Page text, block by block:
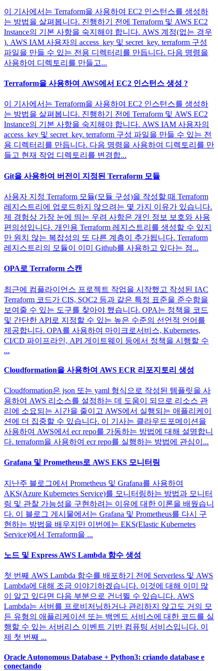
이 기사에서는 Terraform을 사용하여 EC2 인스턴스를 생성하
는 방법을 살펴봅니다. 진행하기 전에 Terraform 및 AWS EC2
Instance의 기본 사항을 숙지해야 합니다. AWS 계정(없는 경우
). AWS IAM 사용자의 access_key 및 secret_key. terraform 구성
파일을 만들 수 있는 전용 디렉터리를 만듭니다. 다음 명령을
사용하여 디렉토리를 만들고...
Terraform을 사용하여 AWS에서 EC2 인스턴스 생성 ?
이 기사에서는 Terraform을 사용하여 EC2 인스턴스를 생성하
는 방법을 살펴봅니다. 진행하기 전에 Terraform 및 AWS EC2
Instance의 기본 사항을 숙지해야 합니다. AWS IAM 사용자의
access_key 및 secret_key. terraform 구성 파일을 만들 수 있는 전
용 디렉터리를 만듭니다. 다음 명령을 사용하여 디렉토리를 만
들고 현재 작업 디렉토리를 변경합...
Git을 사용하여 버전이 지정된 Terraform 모듈
사용자 지정 Terraform 모듈(모듈 구성)을 작성할 때 Terraform
레지스트리에 업로드하지 않으려는 몇 가지 이유가 있습니다.
제 경험상 가장 눈에 띄는 우려 사항은 개인 정보 보호와 사용
편의성입니다. 개인용 Terraform 레지스트리를 생성할 수 있지
만 원치 않는 복잡성의 또 다른 계층이 추가됩니다. Terraform
레지스트리의 모듈이 이미 Github를 사용하고 있다는 점...
OPA로 Terraform 스캔
최근에 컴플라이언스 프로젝트 작업을 시작했고 작성된 IAC
Terraform 코드가 CIS, SOC2 등과 같은 특정 표준을 준수함을
보여줄 수 있는 도구를 찾아야 했습니다. OPA는 정책을 코드
및 간단한 API로 지정할 수 있는 높은 수준의 선언적 언어를
제공합니다. OPA를 사용하여 마이크로서비스, Kubernetes,
CI/CD 파이프라인, API 게이트웨이 등에서 정책을 시행할 수
...
Cloudformation을 사용하여 AWS ECR 리포지토리 생성
Cloudformation은 json 또는 yaml 형식으로 작성된 템플릿을 사
용하여 AWS 리소스를 설정하는 데 도움이 되므로 리소스 관
리에 소요되는 시간을 줄이고 AWS에서 실행되는 애플리케이
션에 더 집중할 수 있습니다. 이 기사는 클라우드포메이션을
사용하여 AWS에서 ecr repo를 가동하는 방법에 대해 설명합니
다. terraform을 사용하여 ecr repo를 실행하는 방법에 관심이...
Grafana 및 Prometheus로 AWS EKS 모니터링
지난주 블로그에서 Prometheus 및 Grafana를 사용하여
AKS(Azure Kubernetes Service)를 모니터링하는 방법과 모니터
링 및 관찰 가능성을 구현하려는 이유에 대한 이론을 배웠습니
다. 이 블로그 게시물에서는 Grafana 및 Prometheus를 다시 구
현하는 방법을 배우지만 이번에는 EKS(Elastic Kubernetes
Service)에서 Terraform을 ...
노드 및 Express AWS Lambda 함수 생성
첫 번째 AWS Lambda 함수를 배포하기 전에 Serverless 및 AWS
Lambda에 대해 조금 이야기하겠습니다. 이것에 대해 이미 많
이 알고 있다면 다음 부분으로 건너뛸 수 있습니다. AWS
Lambda는 서버를 프로비저닝하거나 관리하지 않고도 거의 모
든 유형의 애플리케이션 또는 백엔드 서비스에 대한 코드를 실
행할 수 있는 서버리스 이벤트 기반 컴퓨팅 서비스입니다. 이
제 첫 번째 ...
Oracle Autonomous Database + Python3: criando database e
conectando